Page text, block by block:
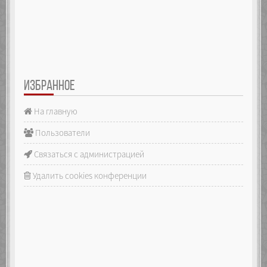
ИЗБРАННОЕ
На главную
Пользователи
Связаться с администрацией
Удалить cookies конференции